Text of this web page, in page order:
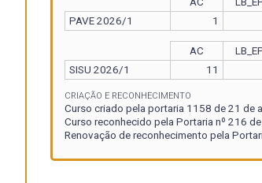
PAVE 2026/1
1
AC
SISU 2026/1
11
CRIAÇÃO E RECONHECIMENTO
Curso criado pela portaria 1158 de 21 de
Curso reconhecido pela Portaria nº 216
Renovação de reconhecimento pela